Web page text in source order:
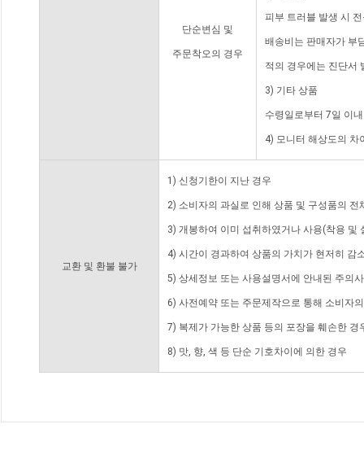
단순변심 및
주문착오의 경우
피부 트러블 발생 시
배송비는 판매자가 부
적의 경우에는 진단서
3) 기타 상품
수령일로부터 7일 이
4) 모니터 해상도의 차
교환 및 환불 불가
1) 신청기한이 지난 경우
2) 소비자의 과실로 인해 상품 및 구성품의
3) 개봉하여 이미 섭취하였거나 사용(착용 및
4) 시간이 경과하여 상품의 가치가 현저히 감
5) 상세정보 또는 사용설명서에 안내된 주의
6) 사전예약 또는 주문제작으로 통해 소비자
7) 복제가 가능한 상품 등의 포장을 훼손한 경
8) 맛, 향, 색 등 단순 기호차이에 의한 경우